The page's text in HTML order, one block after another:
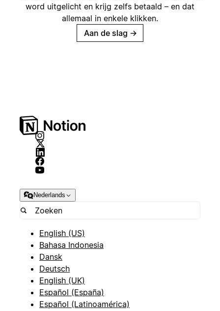
word uitgelicht en krijg zelfs betaald – en dat
allemaal in enkele klikken.
Aan de slag →
Nederlands
English (US)
Bahasa Indonesia
Dansk
Deutsch
English (UK)
Español (España)
Español (Latinoamérica)